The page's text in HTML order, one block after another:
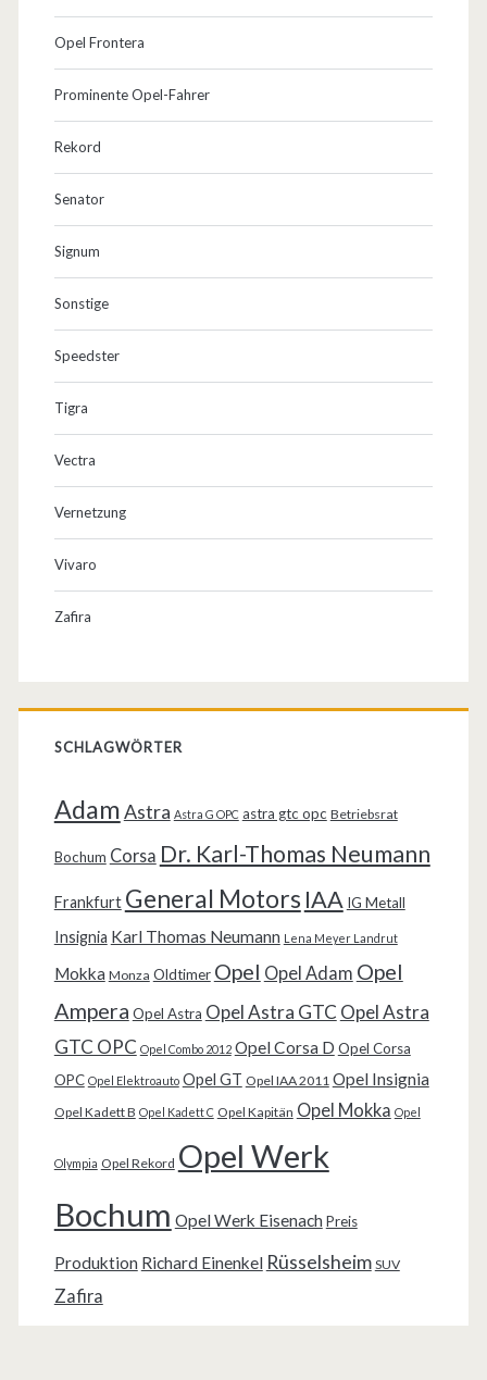
Opel Frontera
Prominente Opel-Fahrer
Rekord
Senator
Signum
Sonstige
Speedster
Tigra
Vectra
Vernetzung
Vivaro
Zafira
SCHLAGWÖRTER
AdamAstra Astra G OPC astra gtc opc Betriebsrat
Bochum Corsa Dr. Karl-Thomas Neumann
Frankfurt General Motors IAA IG Metall
Insignia Karl Thomas Neumann Lena Meyer Landrut
Mokka Monza Oldtimer Opel Opel Adam Opel
Ampera Opel Astra Opel Astra GTC Opel Astra
GTC OPC Opel Combo 2012 Opel Corsa D Opel Corsa
OPC Opel Elektroauto Opel GT Opel IAA 2011 Opel Insignia
Opel Kadett B Opel Kadett C Opel Kapitän Opel Mokka Opel
Olympia Opel Rekord Opel Werk
Bochum Opel Werk Eisenach Preis
Produktion Richard Einenkel Rüsselsheim SUV
Zafira